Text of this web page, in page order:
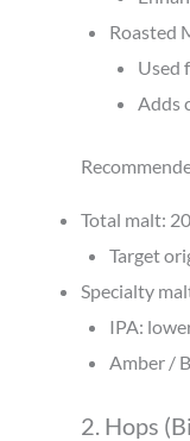
Roasted
Used
Adds
Total malt:
Target
Specialty
IPA:
Amber /
2. Hops